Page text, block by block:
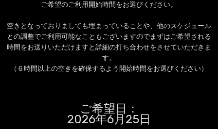
ご希望のご利用開始時間をお選びください。
空きとなっておりましても埋まっていることや、他のスケジュール
との調整でご利用可能なこともございますのでまずはご希望される
時間をお送りいただけますと詳細の打ち合わせをさせていただきま
す。
（６時間以上の空きを確保するよう開始時間をお選びください）
ご希望日：
2026年6月25日